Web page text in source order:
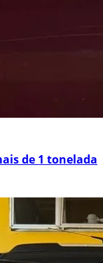
de 1 tonelada